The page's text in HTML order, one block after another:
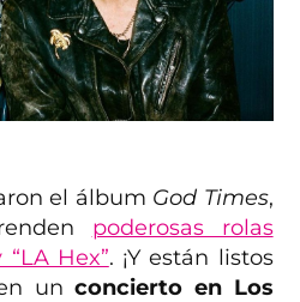
el álbum God Times,
poderosas rolas
Hex”. ¡Y están listos
en unconcierto en Los